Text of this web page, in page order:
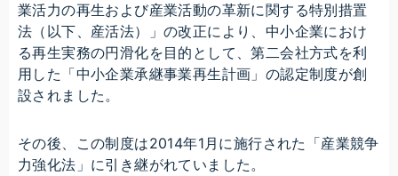
業活力の再生および産業活動の革新に関する特別措置
法（以下、産活法）」の改正により、中小企業におけ
る再生実務の円滑化を目的として、第二会社方式を利
用した「中小企業承継事業再生計画」の認定制度が創
設されました。
その後、この制度は2014年1月に施行された「産業競争
力強化法」に引き継がれていました。